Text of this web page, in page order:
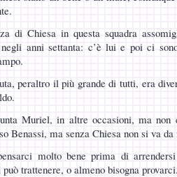
di Chiesa in questa squadra
negli anni settanta: c’è lui e poi ci
peraltro il più grande di tutti, era
Muriel, in altre occasioni, ma non
Benassi, ma senza Chiesa non si va da
molto bene prima di
trattenere, o almeno bisogna